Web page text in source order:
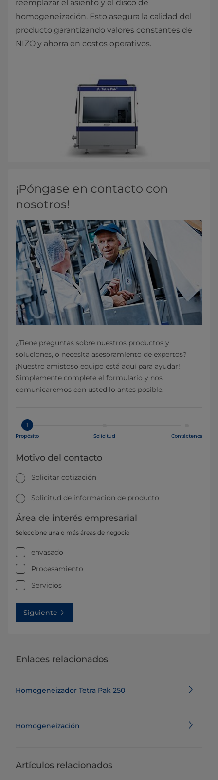
reemplazar el asiento y el disco de
homogeneización. Esto asegura la calidad del
producto garantizando valores constantes de
NIZO y ahorra en costos operativos.
¡Póngase en contacto con
nosotros!
¿Tiene preguntas sobre nuestros productos y
soluciones, o necesita asesoramiento de expertos?
¡Nuestro amistoso equipo está aquí para ayudar!
Simplemente complete el formulario y nos
comunicaremos con usted lo antes posible.
1
Propósito Solicitud Contáctenos
Motivo del contacto
Solicitar cotización
Solicitud de información de producto
Área de interés empresarial
Seleccione una o más áreas de negocio
envasado
Procesamiento
Servicios
Siguiente
Enlaces relacionados
Homogeneizador Tetra Pak 250
Homogeneización
Artículos relacionados